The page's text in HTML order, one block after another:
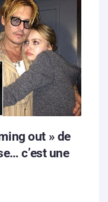
out » de
c’est une